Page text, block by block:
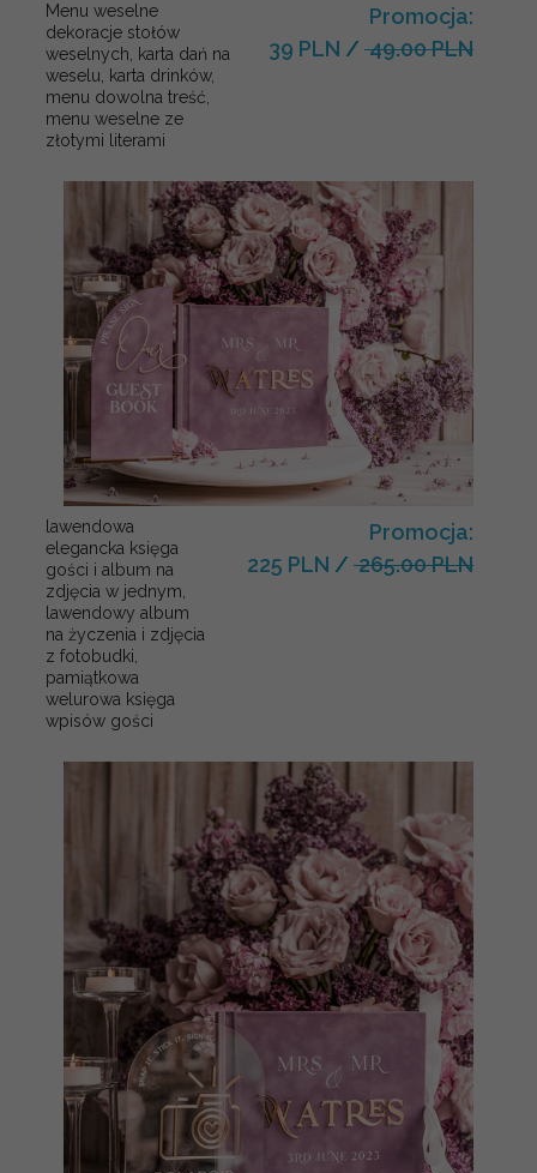
Menu weselne
dekoracje stołów
weselnych, karta dań na
weselu, karta drinków,
menu dowolna treść,
menu weselne ze
złotymi literami
Promocja:
39 PLN / 49.00 PLN
lawendowa
elegancka księga
gości i album na
zdjęcia w jednym,
lawendowy album
na życzenia i zdjęcia
z fotobudki,
pamiątkowa
welurowa księga
wpisów gości
Promocja:
225 PLN / 265.00 PLN